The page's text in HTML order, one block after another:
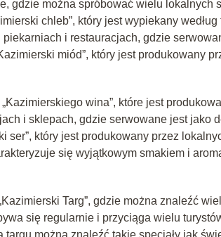
gdzie można spróbować wielu lokalnych
chleb”, który jest wypiekany
i restauracjach, gdzie
miód”, który jest produkowany
wina”, które jest
i sklepach, gdzie serwowane jest jako
ser”, który jest produkowany przez
się wyjątkowym smakiem i
Targ”, gdzie można znaleźć
się regularnie i przyciąga wielu
targu można znaleźć takie specjały jak